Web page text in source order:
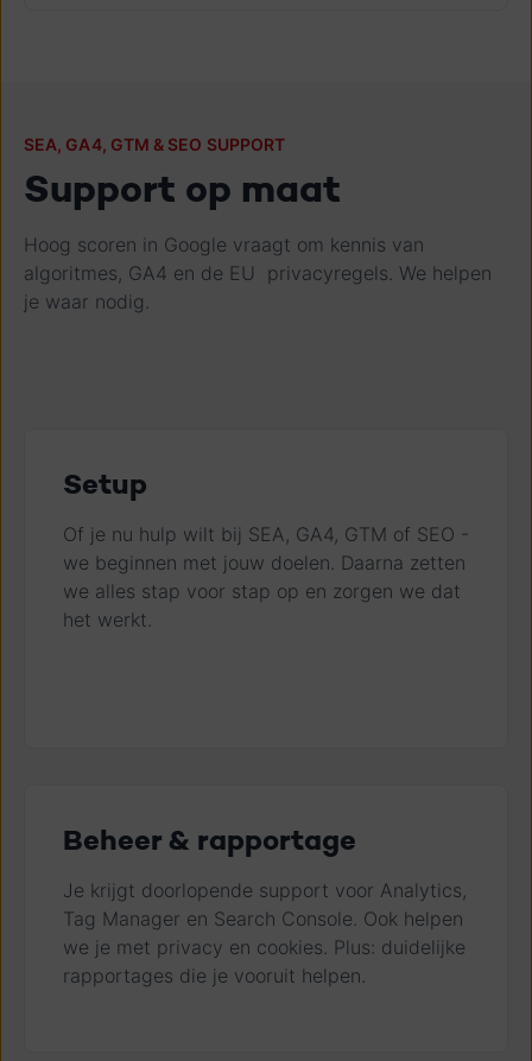
SEA, GA4, GTM & SEO SUPPORT
Support op maat
Hoog scoren in Google vraagt om kennis van
algoritmes, GA4 en de EU privacyregels. We helpen
je waar nodig.
Setup
Of je nu hulp wilt bij SEA, GA4, GTM of SEO -
we beginnen met jouw doelen. Daarna zetten
we alles stap voor stap op en zorgen we dat
het werkt.
Beheer & rapportage
Je krijgt doorlopende support voor Analytics,
Tag Manager en Search Console. Ook helpen
we je met privacy en cookies. Plus: duidelijke
rapportages die je vooruit helpen.